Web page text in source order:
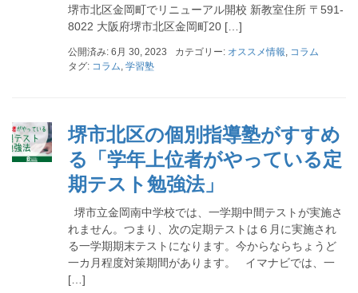
堺市北区金岡町でリニューアル開校 新教室住所 〒591-
8022 大阪府堺市北区金岡町20 […]
公開済み: 6月 30, 2023 カテゴリー: オススメ情報
コラム
タグ: コラム 学習塾
堺市北区の個別指導塾がすすめ
る「学年上位者がやっている定
期テスト勉強法」
堺市立金岡南中学校では、一学期中間テストが実施さ
れません。つまり、次の定期テストは６月に実施され
る一学期期末テストになります。今からならちょうど
一カ月程度対策期間があります。 イマナビでは、一
[…]